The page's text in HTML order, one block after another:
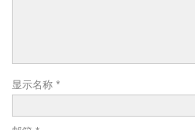
显示名称 *